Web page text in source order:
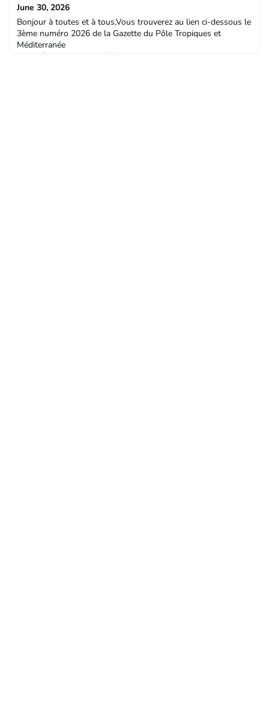
June 30, 2026
Bonjour à toutes et à tous,Vous trouverez au lien ci-dessous le
3ème numéro 2026 de la Gazette du Pôle Tropiques et
Méditerranée
:https://nuage.supagro.fr/s/Q2zWMSZbgt2eTeFVous en